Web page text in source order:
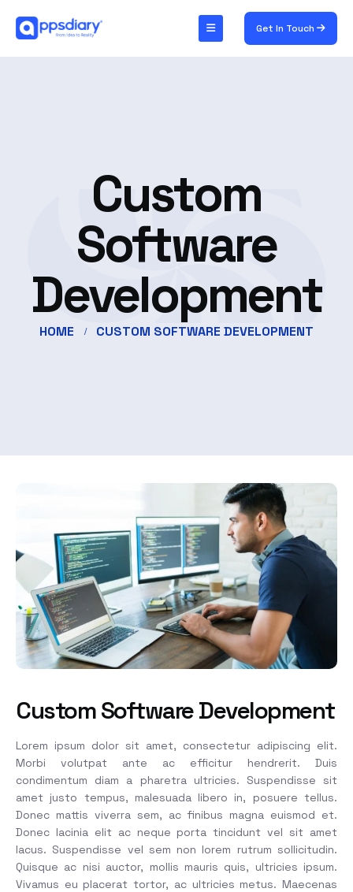
Get In Touch
Custom
Software
Development
HOME CUSTOM SOFTWARE DEVELOPMENT
Custom Software Development
Lorem ipsum dolor sit amet, consectetur adipiscing elit.
Morbi volutpat ante ac efficitur hendrerit. Duis
condimentum diam a pharetra ultricies. Suspendisse sit
amet justo tempus, malesuada libero in, posuere tellus.
Donec mattis viverra sem, ac finibus magna euismod et.
Donec lacinia elit ac neque porta tincidunt vel sit amet
lacus. Suspendisse vel sem non lorem rutrum sollicitudin.
Quisque ac nisi auctor, mollis mauris quis, ultricies ipsum.
Vivamus eu placerat tortor, ac ultricies metus. Maecenas